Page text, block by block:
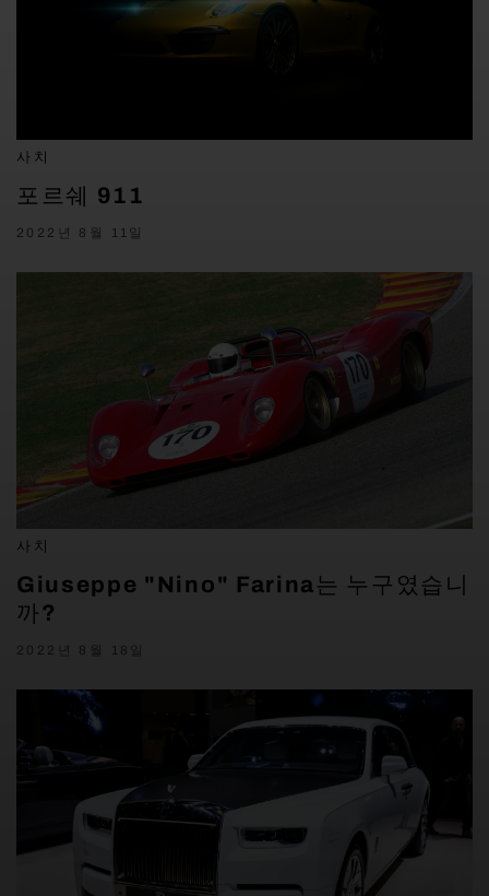
사치
포르쉐 911
2022년 8월 11일
사치
Giuseppe "Nino" Farina는 누구였습니
까?
2022년 8월 18일